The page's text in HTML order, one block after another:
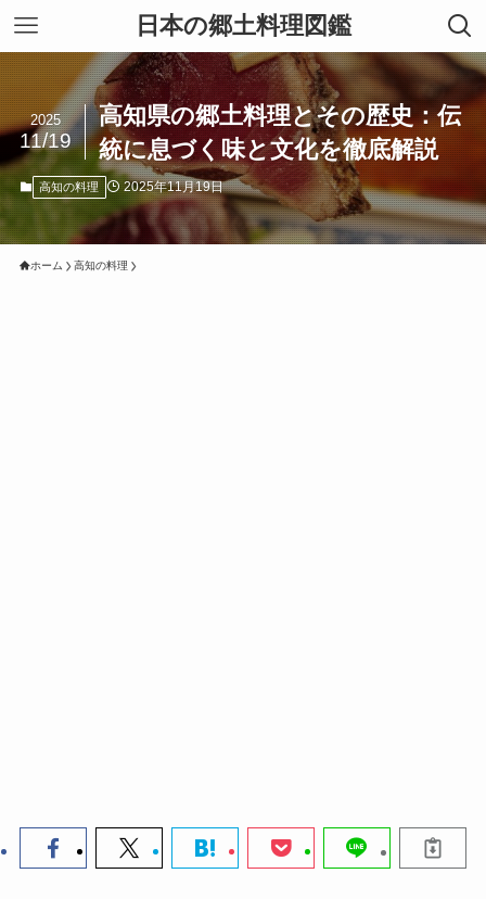
日本の郷土料理図鑑
高知県の郷土料理とその歴史：伝
統に息づく味と文化を徹底解説
2025
11/19
高知の料理 2025年11月19日
ホーム 高知の料理